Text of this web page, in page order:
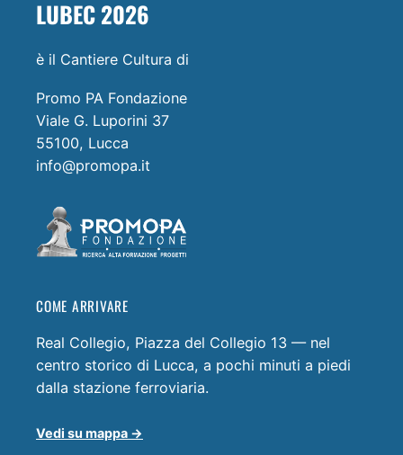
LUBEC 2026
è il Cantiere Cultura di
Promo PA Fondazione
Viale G. Luporini 37
55100, Lucca
info@promopa.it
COME ARRIVARE
Real Collegio, Piazza del Collegio 13 — nel
centro storico di Lucca, a pochi minuti a piedi
dalla stazione ferroviaria.
Vedi su mappa →